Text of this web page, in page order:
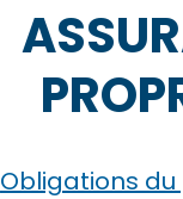
Obligations